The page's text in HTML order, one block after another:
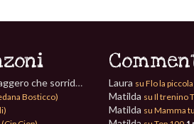
L’arcobaleno (è il messaggero che sorride) (Paolo Vezzaro)
Bosticco)
Laura su Flo la
Matilda su Il trenino
Matilda su Mamma